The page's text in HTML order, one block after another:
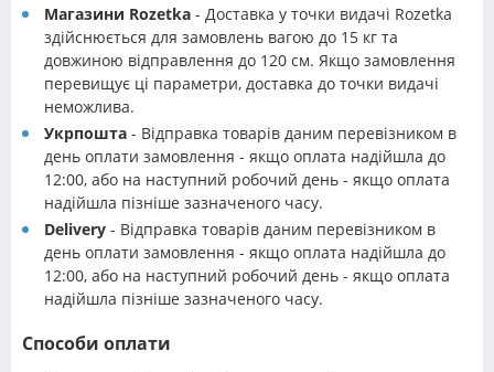
Магазини Rozetka - Доставка у точки видачі Rozetka
здійснюється для замовлень вагою до 15 кг та
довжиною відправлення до 120 см. Якщо замовлення
перевищує ці параметри, доставка до точки видачі
неможлива.
Укрпошта - Відправка товарів даним перевізником в
день оплати замовлення - якщо оплата надійшла до
12:00, або на наступний робочий день - якщо оплата
надійшла пізніше зазначеного часу.
Delivery - Відправка товарів даним перевізником в
день оплати замовлення - якщо оплата надійшла до
12:00, або на наступний робочий день - якщо оплата
надійшла пізніше зазначеного часу.
Способи оплати